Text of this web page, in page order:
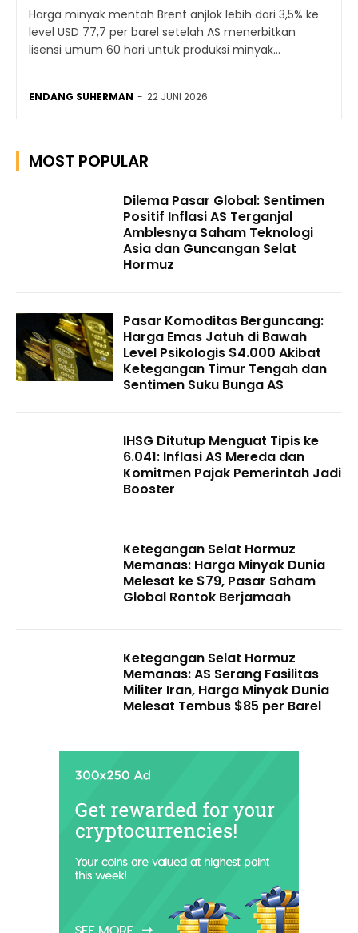
Harga minyak mentah Brent anjlok lebih dari 3,5% ke
level USD 77,7 per barel setelah AS menerbitkan
lisensi umum 60 hari untuk produksi minyak...
ENDANG SUHERMAN - 22 JUNI 2026
MOST POPULAR
Dilema Pasar Global: Sentimen
Positif Inflasi AS Terganjal
Amblesnya Saham Teknologi
Asia dan Guncangan Selat
Hormuz
Pasar Komoditas Berguncang:
Harga Emas Jatuh di Bawah
Level Psikologis $4.000 Akibat
Ketegangan Timur Tengah dan
Sentimen Suku Bunga AS
IHSG Ditutup Menguat Tipis ke
6.041: Inflasi AS Mereda dan
Komitmen Pajak Pemerintah Jadi
Booster
Ketegangan Selat Hormuz
Memanas: Harga Minyak Dunia
Melesat ke $79, Pasar Saham
Global Rontok Berjamaah
Ketegangan Selat Hormuz
Memanas: AS Serang Fasilitas
Militer Iran, Harga Minyak Dunia
Melesat Tembus $85 per Barel